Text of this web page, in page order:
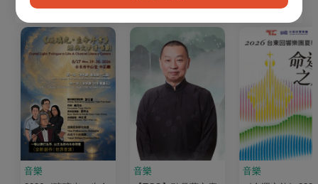
購買此節目的人，也買了...
音樂
音樂
音樂